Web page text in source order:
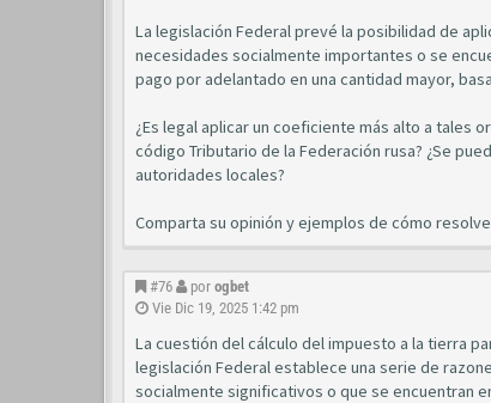
La legislación Federal prevé la posibilidad de
necesidades socialmente importantes o se
pago por adelantado en una cantidad mayor,
¿Es legal aplicar un coeficiente más alto a tales
código Tributario de la Federación rusa? ¿Se
autoridades locales?
Comparta su opinión y ejemplos de cómo
#76 por ogbet
Vie Dic 19, 2025 1:42 pm
La cuestión del cálculo del impuesto a la tierra
legislación Federal establece una serie de
socialmente significativos o que se encuentran